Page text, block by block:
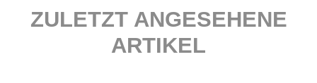
ZULETZT ANGESEHENE
ARTIKEL